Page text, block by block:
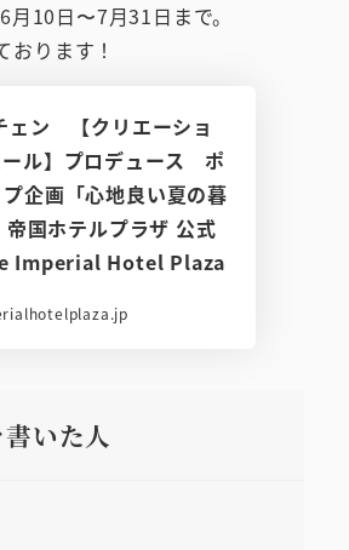
10日〜7月31日まで。
おります！
ェン 【クリエーショ
ール】プロデュース ポ
企画「心地良い夏の暮
帝国ホテルプラザ 公式
Imperial Hotel Plaza
いた人